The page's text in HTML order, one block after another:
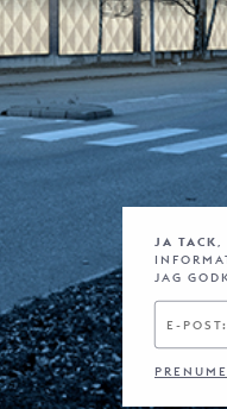
JA TACK,
JAG